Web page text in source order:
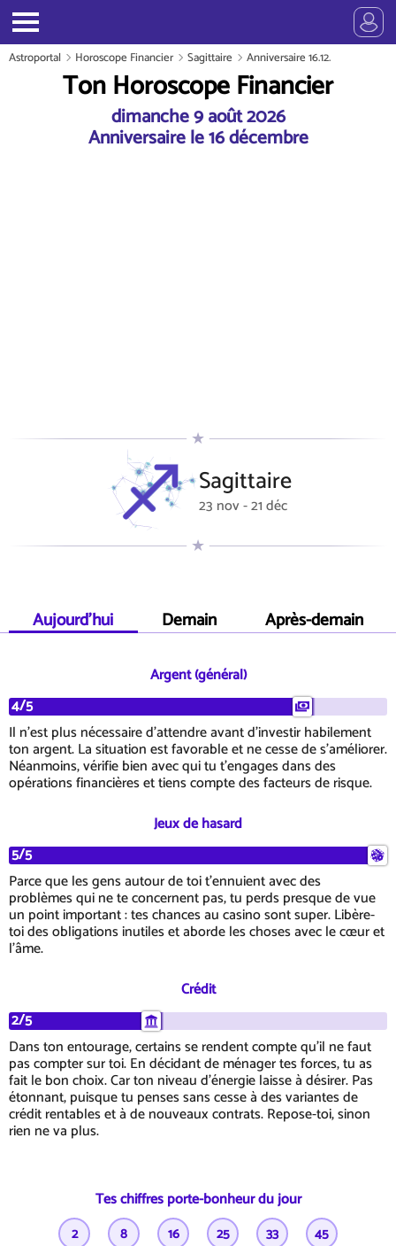
Astroportal Horoscope Financier Sagittaire Anniversaire 16.12.
Ton Horoscope Financier
dimanche 9 août 2026
Anniversaire le 16 décembre
Sagittaire
23 nov - 21 déc
Aujourd'hui Demain Après-demain
Argent (général)
4/5
Il n'est plus nécessaire d'attendre avant d'investir habilement
ton argent. La situation est favorable et ne cesse de s'améliorer.
Néanmoins, vérifie bien avec qui tu t'engages dans des
opérations financières et tiens compte des facteurs de risque.
Jeux de hasard
5/5
Parce que les gens autour de toi t'ennuient avec des
problèmes qui ne te concernent pas, tu perds presque de vue
un point important : tes chances au casino sont super. Libère-
toi des obligations inutiles et aborde les choses avec le cœur et
l'âme.
Crédit
2/5
Dans ton entourage, certains se rendent compte qu'il ne faut
pas compter sur toi. En décidant de ménager tes forces, tu as
fait le bon choix. Car ton niveau d'énergie laisse à désirer. Pas
étonnant, puisque tu penses sans cesse à des variantes de
crédit rentables et à de nouveaux contrats. Repose-toi, sinon
rien ne va plus.
Tes chiffres porte-bonheur du jour
2 8 16 25 33 45